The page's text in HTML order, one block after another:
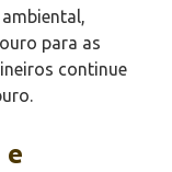
para as
continue
e